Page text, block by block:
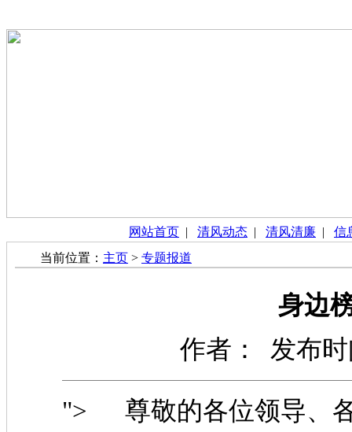
网站首页 | 清风动态 | 清风清廉 | 信
当前位置： 主页 > 专题报道
身边
作者： 发布时
"> 尊敬的各位领导、